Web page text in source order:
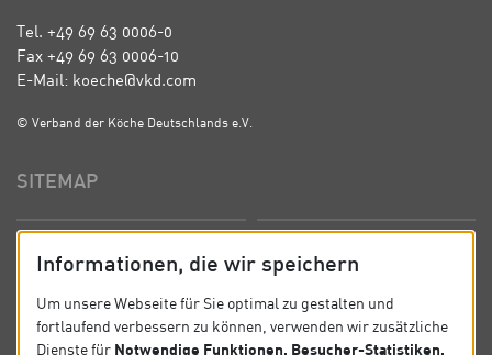
Tel. +49 69 63 0006-0
Fax +49 69 63 0006-10
E-Mail: koeche@vkd.com
© Verband der Köche Deutschlands e.V.
SITEMAP
News Kontakt
Informationen, die wir speichern
Um unsere Webseite für Sie optimal zu gestalten und
fortlaufend verbessern zu können, verwenden wir zusätzliche
Dienste für Notwendige Funktionen, Besucher-Statistiken,